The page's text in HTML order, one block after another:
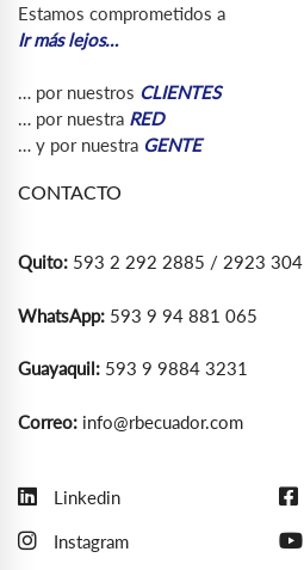
Estamos comprometidos a
Ir más lejos…
… por nuestros CLIENTES
… por nuestra RED
… y por nuestra GENTE
CONTACTO
Quito: 593 2 292 2885 / 2923 304
WhatsApp: 593 9 94 881 065
Guayaquil: 593 9 9884 3231
Correo: info@rbecuador.com
Linkedin
Instagram